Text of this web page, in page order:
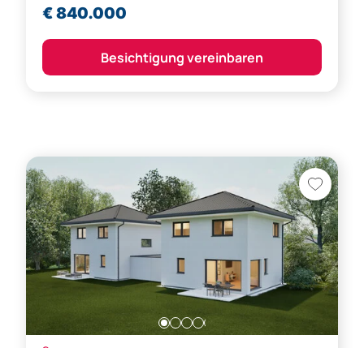
Besichtigung vereinbaren
Altach,Feldkirch (Bezirk)
Dein Haustraum wird wahr!
Doppelhaus(hälfte) oder Einfamilienhaus?